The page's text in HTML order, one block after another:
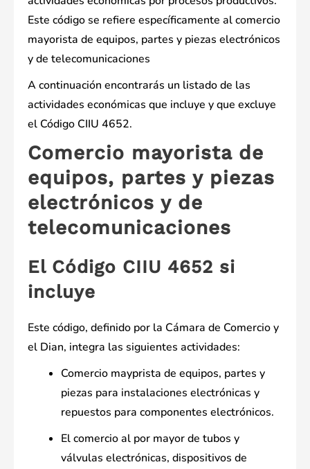
Este código se refiere específicamente al comercio
mayorista de equipos, partes y piezas electrónicos
y de telecomunicaciones
A continuación encontrarás un listado de las
actividades económicas que incluye y que excluye
el Código CIIU 4652.
Comercio mayorista de
equipos, partes y piezas
electrónicos y de
telecomunicaciones
El Código CIIU 4652 si
incluye
Este código, definido por la Cámara de Comercio y
el Dian, integra las siguientes actividades:
Comercio mayprista de equipos, partes y
piezas para instalaciones electrónicas y
repuestos para componentes electrónicos.
El comercio al por mayor de tubos y
válvulas electrónicas, dispositivos de